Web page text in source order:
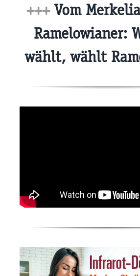
+++Vom
Ramelowianer:
wählt, wählt